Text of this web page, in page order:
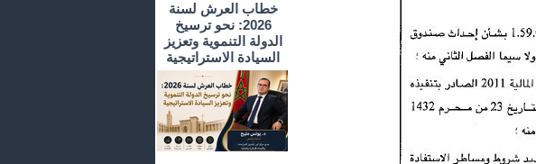
خطاب العرش لسنة
2026: نحو ترسيخ
الدولة التنموية وتعزيز
السيادة الاستراتيجية